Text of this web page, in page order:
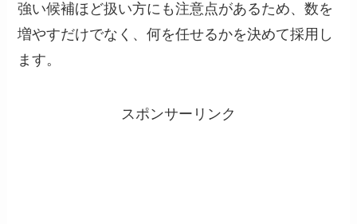
強い候補ほど扱い方にも注意点があるため、数を
増やすだけでなく、何を任せるかを決めて採用し
ます。
スポンサーリンク